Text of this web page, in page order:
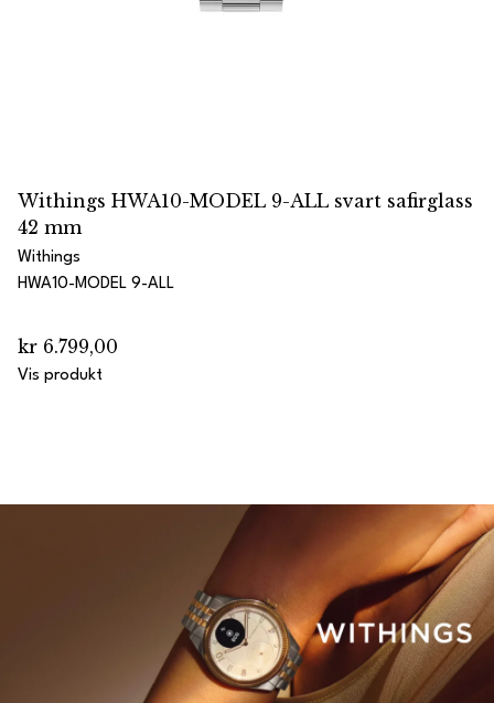
Withings HWA10-MODEL 9-ALL svart safirglass
42 mm
Withings
HWA10-MODEL 9-ALL
kr 6.799,00
Vis produkt